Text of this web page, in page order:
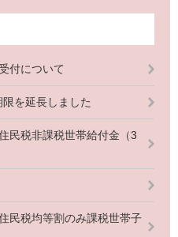
付について
を延長しました
民税非課税世帯給付金（3
民税均等割のみ課税世帯子